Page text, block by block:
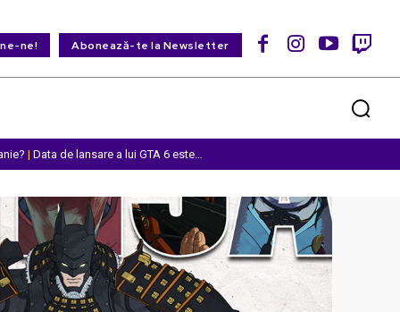
ne! Abonează-te la Newsletter
| Data de lansare a lui GTA 6 este…